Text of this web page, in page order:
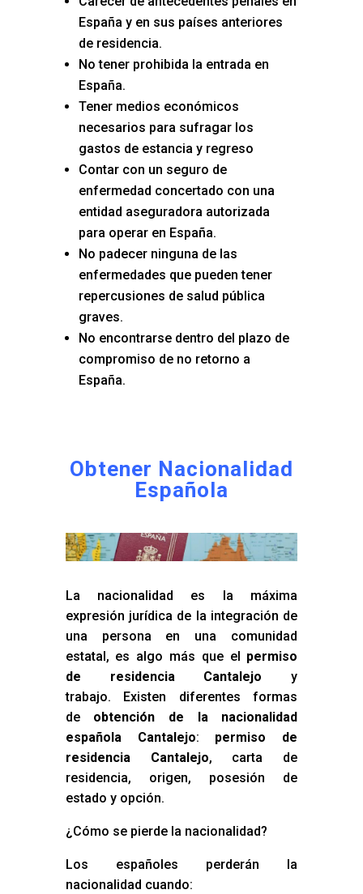
España y en sus países anteriores
de residencia.
No tener prohibida la entrada en
España.
Tener medios económicos
necesarios para sufragar los
gastos de estancia y regreso
Contar con un seguro de
enfermedad concertado con una
entidad aseguradora autorizada
para operar en España.
No padecer ninguna de las
enfermedades que pueden tener
repercusiones de salud pública
graves.
No encontrarse dentro del plazo de
compromiso de no retorno a
España.
Obtener Nacionalidad
Española
La nacionalidad es la máxima
expresión jurídica de la integración de
una persona en una comunidad
estatal, es algo más que el permiso
de residencia Cantalejo y
trabajo. Existen diferentes formas
de obtención de la nacionalidad
española Cantalejo: permiso de
residencia Cantalejo, carta de
residencia, origen, posesión de
estado y opción.
¿Cómo se pierde la nacionalidad?
Los españoles perderán la
nacionalidad cuando: